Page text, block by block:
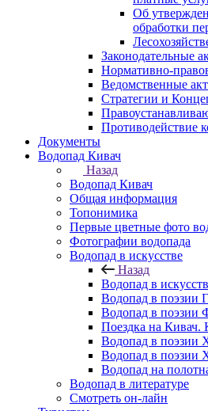
Об
обработки
Законодательные
Нормативно-
Ведомственные
Стратегии и
Противодействие
Документы
Водопад Кивач
Назад
Водопад Кивач
Общая информация
Топонимика
Первые цветные фото
Фотографии водопада
Водопад в искусстве
Назад
Водопад в
Водопад в поэзии
Водопад в поэзии
Поездка на Кивач.
Водопад в поэзии
Водопад в поэзии
Водопад на
Водопад в литературе
Смотреть он-лайн